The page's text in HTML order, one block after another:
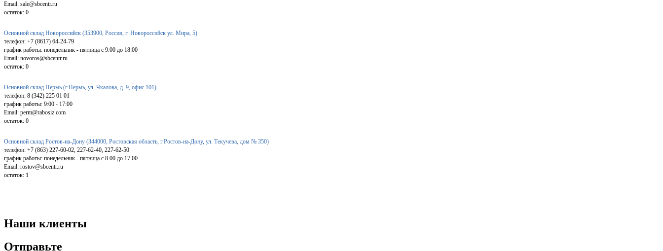
Email: sale@sbcentr.ru
остаток: 0
Основной склад Новороссийск (353900, Россия, г. Новороссийск ул. Мира, 5)
телефон: +7 (8617) 64-24-79
график работы: понедельник - пятница с 9.00 до 18:00
Email: novoros@sbcentr.ru
остаток: 0
Основной склад Пермь (г.Пермь, ул. Чкалова, д. 9, офис 101)
телефон: 8 (342) 225 01 01
график работы: 9:00 - 17:00
Email: perm@rabosiz.com
остаток: 0
Основной склад Ростов-на-Дону (344000, Ростовская область, г.Ростов-на-Дону, ул. Текучева, дом № 350)
телефон: +7 (863) 227-60-02, 227-62-40, 227-62-50
график работы: понедельник - пятница с 8.00 до 17.00
Email: rostov@sbcentr.ru
остаток: 1
Наши клиенты
Отправьте